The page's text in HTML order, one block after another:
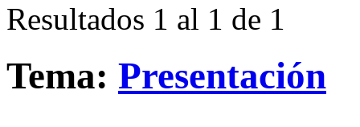
Resultados 1 al 1 de 1
Tema: Presentación